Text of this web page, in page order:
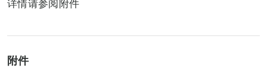
详情请参阅附件
附件